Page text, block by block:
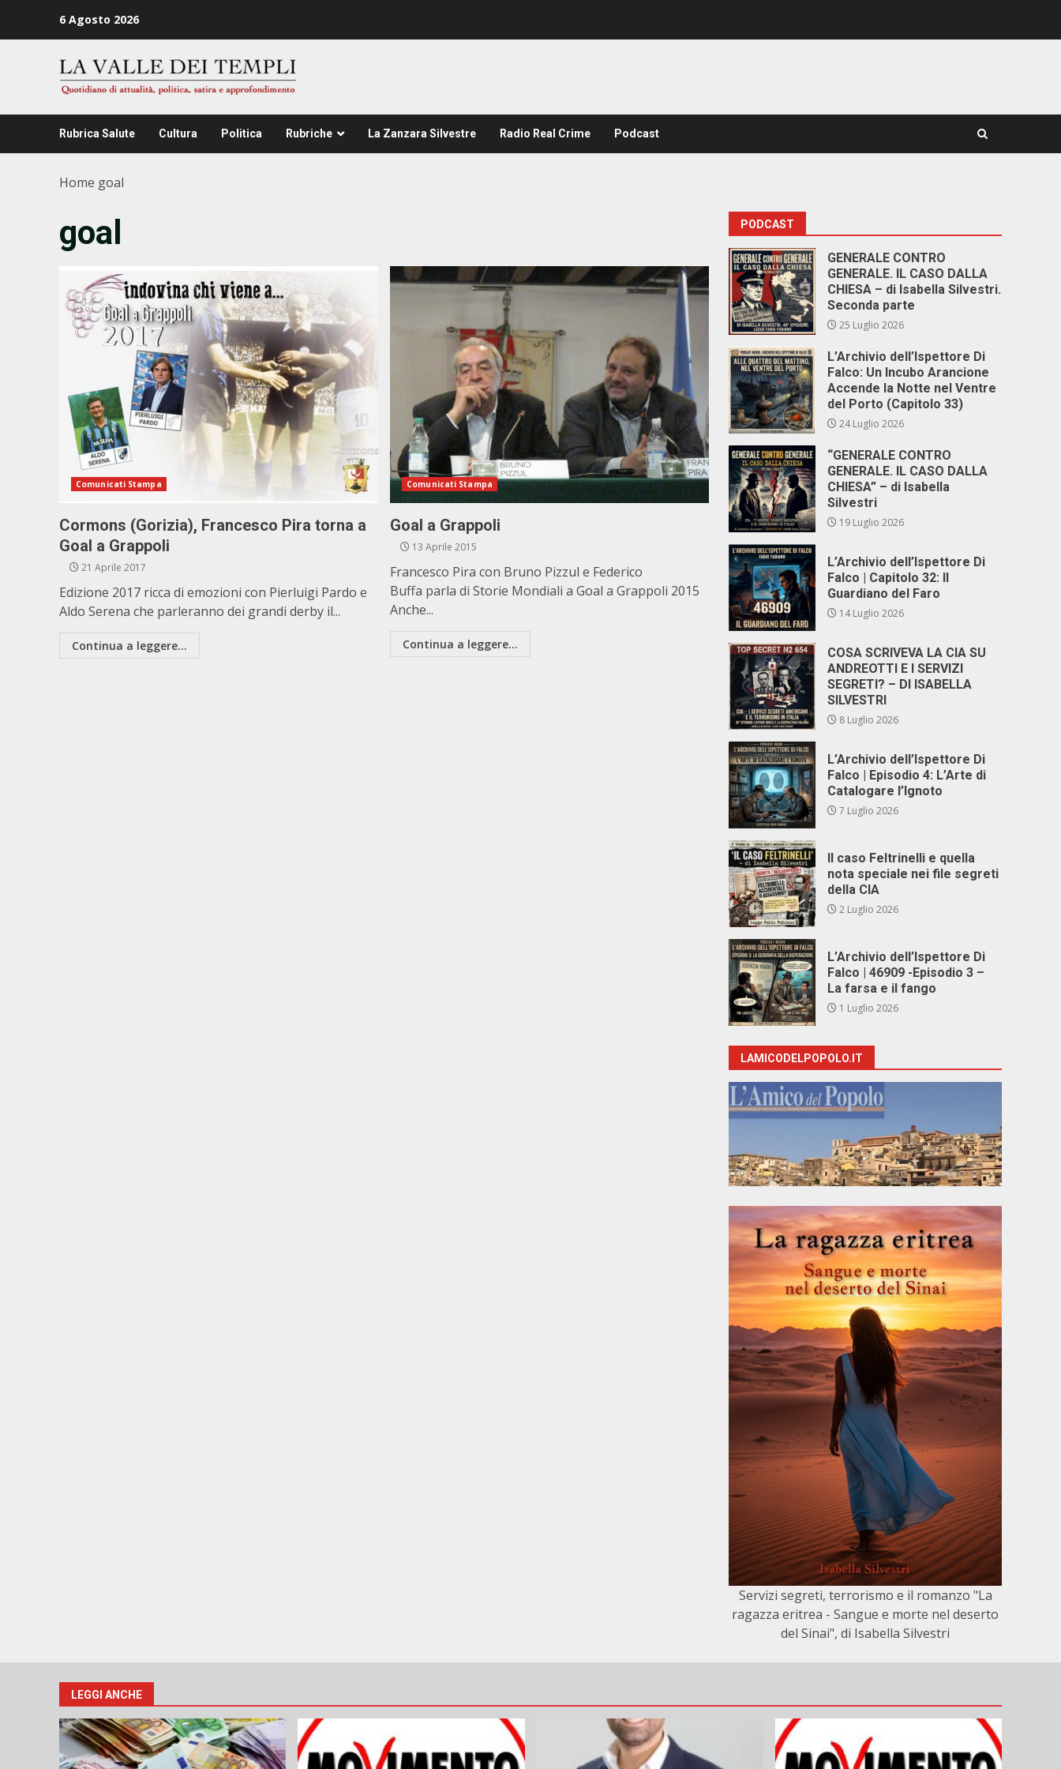
6 Agosto 2026
Rubrica Salute Cultura Politica Rubriche La Zanzara Silvestre Radio Real Crime Podcast
Home goal
goal
Comunicati Stampa
Cormons (Gorizia), Francesco Pira torna a
Goal a Grappoli
21 Aprile 2017
Edizione 2017 ricca di emozioni con Pierluigi Pardo e
Aldo Serena che parleranno dei grandi derby il...
Continua a leggere...
Comunicati Stampa
Goal a Grappoli
13 Aprile 2015
Francesco Pira con Bruno Pizzul e Federico
Buffa parla di Storie Mondiali a Goal a Grappoli 2015
Anche...
Continua a leggere...
PODCAST
GENERALE CONTRO
GENERALE. IL CASO DALLA
CHIESA – di Isabella Silvestri.
Seconda parte
25 Luglio 2026
L’Archivio dell’Ispettore Di
Falco: Un Incubo Arancione
Accende la Notte nel Ventre
del Porto (Capitolo 33)
24 Luglio 2026
“GENERALE CONTRO
GENERALE. IL CASO DALLA
CHIESA” – di Isabella
Silvestri
19 Luglio 2026
L’Archivio dell’Ispettore Di
Falco | Capitolo 32: Il
Guardiano del Faro
14 Luglio 2026
COSA SCRIVEVA LA CIA SU
ANDREOTTI E I SERVIZI
SEGRETI? – DI ISABELLA
SILVESTRI
8 Luglio 2026
L’Archivio dell’Ispettore Di
Falco | Episodio 4: L’Arte di
Catalogare l’Ignoto
7 Luglio 2026
Il caso Feltrinelli e quella
nota speciale nei file segreti
della CIA
2 Luglio 2026
L’Archivio dell’Ispettore Di
Falco | 46909 -Episodio 3 –
La farsa e il fango
1 Luglio 2026
LAMICODELPOPOLO.IT
Servizi segreti, terrorismo e il romanzo "La
ragazza eritrea - Sangue e morte nel deserto
del Sinai", di Isabella Silvestri
LEGGI ANCHE